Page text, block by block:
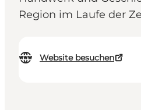
Region im Laufe der
Website besuchen